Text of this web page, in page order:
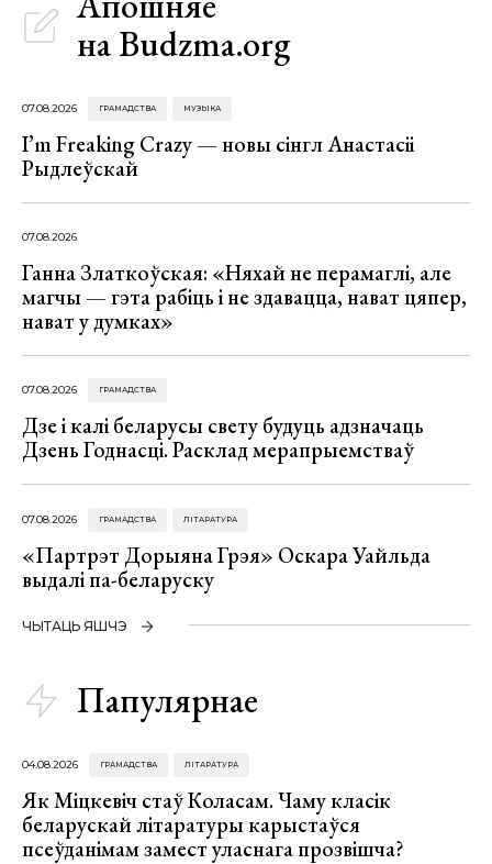
на Budzma.org
07.08.2026 ГРАМАДСТВА МУЗЫКА
I’m Freaking Crazy — новы сінгл Анастасіі
Рыдлеўскай
07.08.2026
Ганна Златкоўская: «Няхай не перамаглі, але
магчы — гэта рабіць і не здавацца, нават цяпер,
нават у думках»
07.08.2026 ГРАМАДСТВА
Дзе і калі беларусы свету будуць адзначаць
Дзень Годнасці. Расклад мерапрыемстваў
07.08.2026 ГРАМАДСТВА ЛІТАРАТУРА
«Партрэт Дорыяна Грэя» Оскара Уайльда
выдалі па-беларуску
ЧЫТАЦЬ ЯШЧЭ
Папулярнае
04.08.2026 ГРАМАДСТВА ЛІТАРАТУРА
Як Міцкевіч стаў Коласам. Чаму класік
беларускай літаратуры карыстаўся
псеўданімам замест уласнага прозвішча?